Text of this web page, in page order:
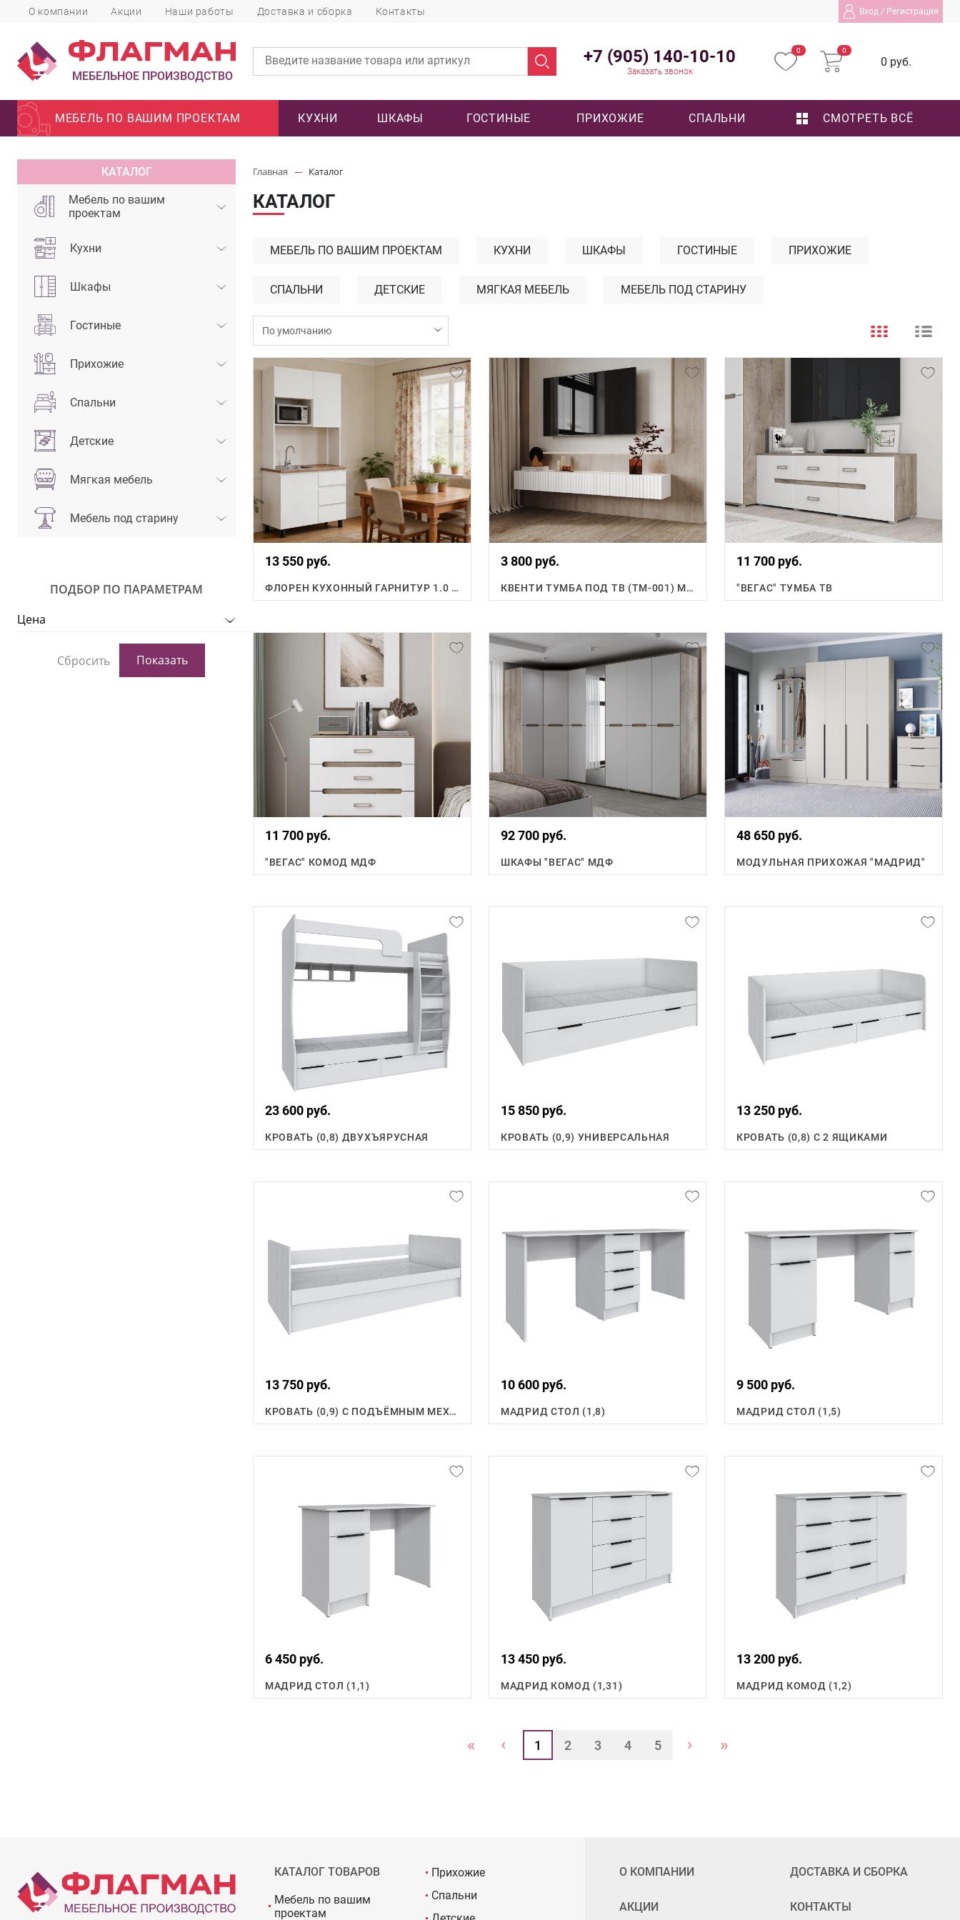
О компании Акции Наши работы Доставка и сборка Контакты Вход / Регистрация
МЕБЕЛЬНОЕ ПРОИЗВОДСТВО
+7 (905) 140-10-10
Заказать звонок
0 0
0 руб.
МЕБЕЛЬ ПО ВАШИМ ПРОЕКТАМ КУХНИ ШКАФЫ ГОСТИНЫЕ ПРИХОЖИЕ СПАЛЬНИ СМОТРЕТЬ ВСЁ
КАТАЛОГ
Мебель по вашим
проектам
Кухни
Шкафы
Гостиные
Прихожие
Спальни
Детские
Мягкая мебель
Мебель под старину
ПОДБОР ПО ПАРАМЕТРАМ
Цена
Главная Каталог
КАТАЛОГ
МЕБЕЛЬ ПО ВАШИМ ПРОЕКТАМ КУХНИ ШКАФЫ ГОСТИНЫЕ ПРИХОЖИЕ
СПАЛЬНИ ДЕТСКИЕ МЯГКАЯ МЕБЕЛЬ МЕБЕЛЬ ПОД СТАРИНУ
По умолчанию
13 550 руб.
ФЛОРЕН КУХОННЫЙ ГАРНИТУР 1.0 М.
3 800 руб.
КВЕНТИ ТУМБА ПОД ТВ (ТМ-001) МДФ
11 700 руб.
"ВЕГАС" ТУМБА ТВ
11 700 руб.
"ВЕГАС" КОМОД МДФ
92 700 руб.
ШКАФЫ "ВЕГАС" МДФ
48 650 руб.
МОДУЛЬНАЯ ПРИХОЖАЯ "МАДРИД"
23 600 руб.
КРОВАТЬ (0,8) ДВУХЪЯРУСНАЯ
15 850 руб.
КРОВАТЬ (0,9) УНИВЕРСАЛЬНАЯ
13 250 руб.
КРОВАТЬ (0,8) С 2 ЯЩИКАМИ
13 750 руб.
КРОВАТЬ (0,9) С ПОДЪЁМНЫМ МЕХАНИЗМОМ
10 600 руб.
МАДРИД СТОЛ (1,8)
9 500 руб.
МАДРИД СТОЛ (1,5)
6 450 руб.
МАДРИД СТОЛ (1,1)
13 450 руб.
МАДРИД КОМОД (1,31)
13 200 руб.
МАДРИД КОМОД (1,2)
« ‹ 1 2 3 4 5 › »
КАТАЛОГ ТОВАРОВ
Мебель по вашим
проектам
Прихожие
Спальни
О КОМПАНИИ
АКЦИИ
ДОСТАВКА И СБОРКА
КОНТАКТЫ